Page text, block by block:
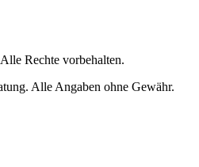
Rechte vorbehalten.
Alle Angaben ohne Gewähr.